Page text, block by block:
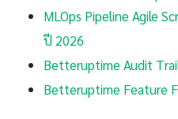
MLOps Pipeline Agile
ปี 2026
Betteruptime Audit
Betteruptime Feature